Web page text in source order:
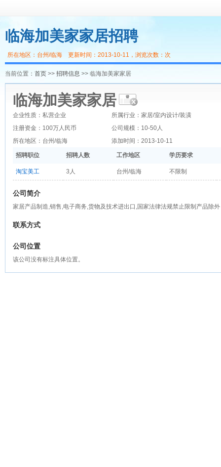
临海加美家家居招聘
所在地区：台州/临海 更新时间：2013-10-11，浏览次数： 次
当前位置： 首页 >> 招聘信息 >> 临海加美家家居
临海加美家家居
企业性质：私营企业
所属行业：家居/室内设计/装潢
注册资金：100万人民币
公司规模：10-50人
所在地区：台州/临海
添加时间：2013-10-11
招聘职位 招聘人数 工作地区 学历要求
淘宝美工 3人 台州/临海 不限制
公司简介
家居产品制造,销售,电子商务,货物及技术进出口,国家法律法规禁止限制产品除外
联系方式
公司位置
该公司没有标注具体位置。